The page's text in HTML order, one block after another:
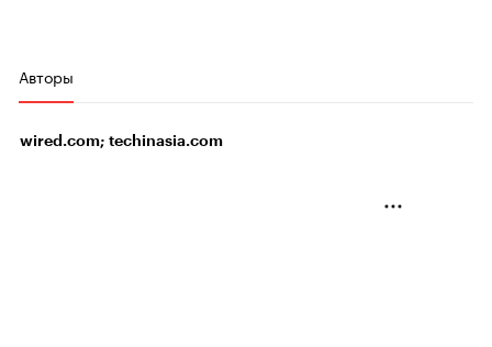
Авторы
wired.com; techinasia.com